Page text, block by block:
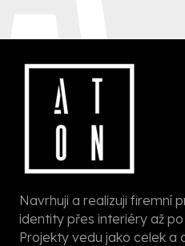
Navrhuji a realizuji firemní
identity přes interiéry až
Projekty vedu jako celek a